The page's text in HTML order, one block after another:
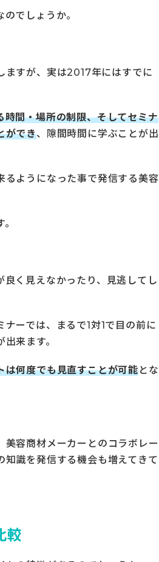
でしょうか。
ますが、実は2017年にはすでに
時間・場所の制限、そしてセミナ
ができ、隙間時間に学ぶことが出
るようになった事で発信する美容
く見えなかったり、見逃してし
ーでは、まるで1対1で目の前に
来ます。
は何度でも見直すことが可能とな
容商材メーカーとのコラボレー
識を発信する機会も増えてきて
較